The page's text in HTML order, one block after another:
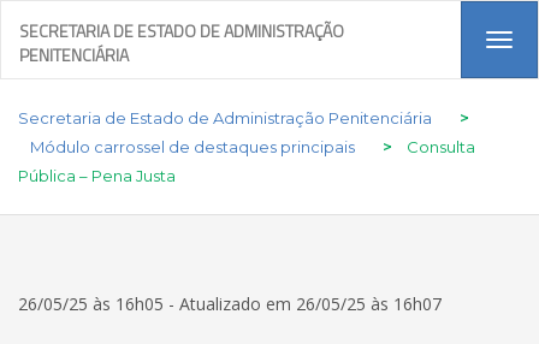
SECRETARIA DE ESTADO DE ADMINISTRAÇÃO
PENITENCIÁRIA
Secretaria de Estado de Administração Penitenciária
>
Módulo carrossel de destaques principais
>
Consulta
Pública – Pena Justa
26/05/25 às 16h05 - Atualizado em 26/05/25 às 16h07